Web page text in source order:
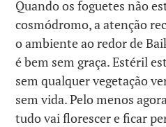
Quando os foguetes não
cosmódromo, a atenção
o ambiente ao redor de
é bem sem graça. Estéril
sem qualquer vegetação
sem vida. Pelo menos
tudo vai florescer e ficar